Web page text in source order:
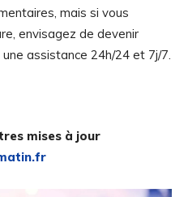
mais si vous
envisagez de devenir
assistance 24h/24 et 7j/7.
mises à jour